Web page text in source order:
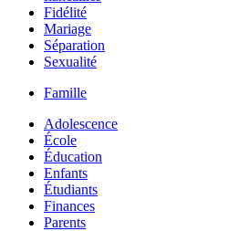
Fidélité
Mariage
Séparation
Sexualité
Famille
Adolescence
École
Éducation
Enfants
Étudiants
Finances
Parents